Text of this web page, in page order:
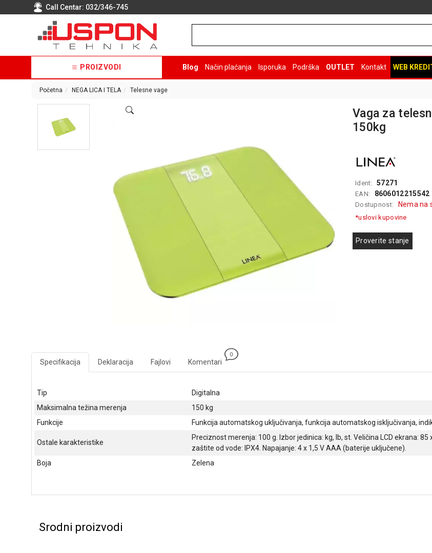
Call Centar: 032/346-745
PROIZVODI Blog Način plaćanja Isporuka Podrška OUTLET Kontakt WEB
Početna NEGA LICA I TELA Telesne vage
Vaga za
150kg
Ident: 57271
EAN: 8606012215542
Dostupnost: Nema na
*uslovi kupovine
Proverite stanje
Specifikacija Deklaracija Fajlovi Komentari
0
Tip
Digitalna
Maksimalna težina merenja
150 kg
Funkcije
Funkcija automatskog uključivanja, funkcija automatskog isključivanja,
Ostale karakteristike
Preciznost merenja: 100 g. Izbor jedinica: kg, lb, st. Veličina LCD ekrana:
zaštite od vode: IPX4. Napajanje: 4 x 1,5 V AAA (baterije uključene).
Boja
Zelena
Srodni proizvodi